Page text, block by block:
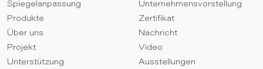
Spiegelanpassung
Produkte
Über uns
Projekt
Unterstützung
Unternehmensvorstellung
Zertifikat
Nachricht
Video
Ausstellungen